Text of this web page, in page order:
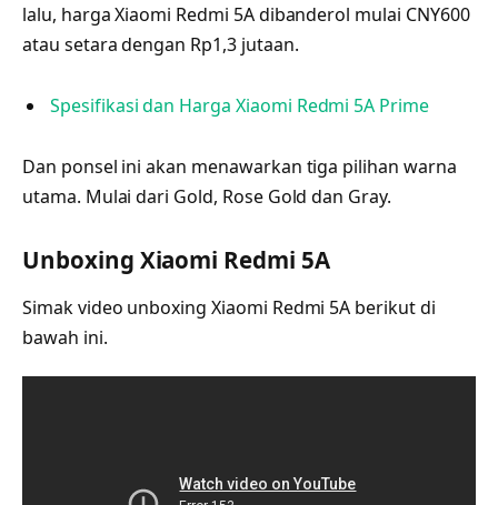
lalu, harga Xiaomi Redmi 5A dibanderol mulai CNY600
atau setara dengan Rp1,3 jutaan.
Spesifikasi dan Harga Xiaomi Redmi 5A Prime
Dan ponsel ini akan menawarkan tiga pilihan warna
utama. Mulai dari Gold, Rose Gold dan Gray.
Unboxing Xiaomi Redmi 5A
Simak video unboxing Xiaomi Redmi 5A berikut di
bawah ini.